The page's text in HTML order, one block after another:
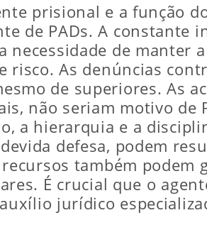
prisional e a função
de PADs. A constante
necessidade de
risco. As denúncias
de superiores. As
não seriam motivo de
a hierarquia e a
defesa, podem
também podem
É crucial que o
jurídico